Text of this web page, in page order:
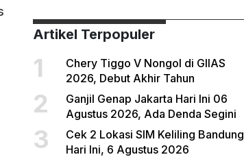
Artikel Terpopuler
1
Chery Tiggo V Nongol di GIIAS
2026, Debut Akhir Tahun
2
Ganjil Genap Jakarta Hari Ini 06
Agustus 2026, Ada Denda Segini
3
Cek 2 Lokasi SIM Keliling Bandung
Hari Ini, 6 Agustus 2026